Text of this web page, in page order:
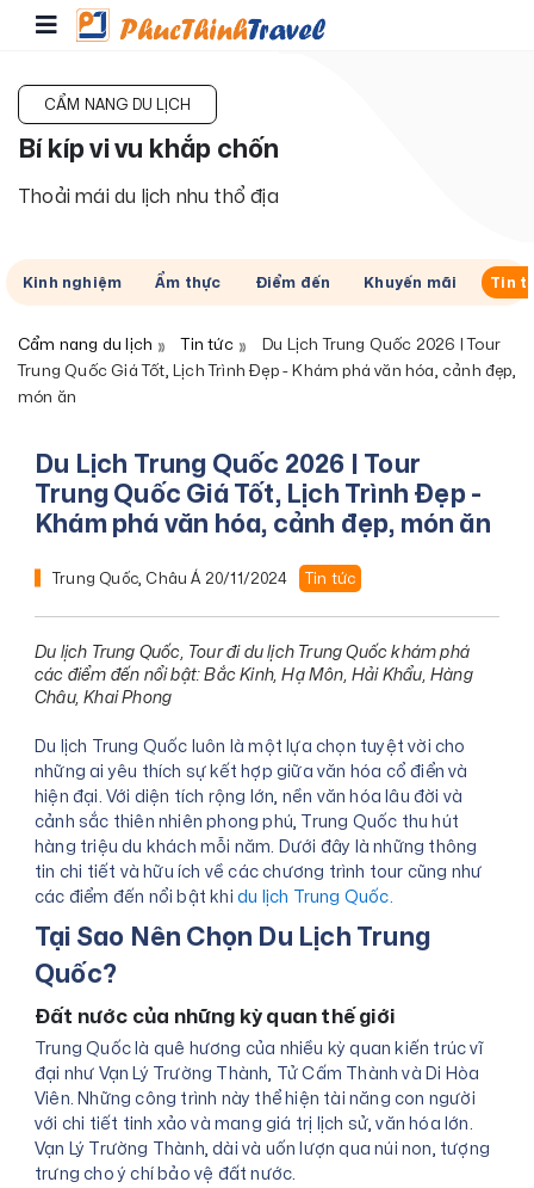
CẨM NANG DU LỊCH
Bí kíp vi vu khắp chốn
Thoải mái du lịch nhu thổ địa
Kinh nghiệm Ẩm thực Điểm đến Khuyến mãi Tin
Cẩm nang du lịch Tin tức
Du Lịch Trung Quốc 2026 | Tour
Trung Quốc Giá Tốt, Lịch Trình Đẹp - Khám phá văn hóa, cảnh đẹp,
món ăn
Du Lịch Trung Quốc 2026 | Tour
Trung Quốc Giá Tốt, Lịch Trình Đẹp -
Khám phá văn hóa, cảnh đẹp, món ăn
Trung Quốc, Châu Á 20/11/2024 Tin tức
Du lịch Trung Quốc, Tour đi du lịch Trung Quốc khám phá
các điểm đến nổi bật: Bắc Kinh, Hạ Môn, Hải Khẩu, Hàng
Châu, Khai Phong
Du lịch Trung Quốc luôn là một lựa chọn tuyệt vời cho
những ai yêu thích sự kết hợp giữa văn hóa cổ điển và
hiện đại. Với diện tích rộng lớn, nền văn hóa lâu đời và
cảnh sắc thiên nhiên phong phú, Trung Quốc thu hút
hàng triệu du khách mỗi năm. Dưới đây là những thông
tin chi tiết và hữu ích về các chương trình tour cũng như
các điểm đến nổi bật khidu lịch Trung Quốc.
Tại Sao Nên Chọn Du Lịch Trung
Quốc?
Đất nước của những kỳ quan thế giới
Trung Quốc là quê hương của nhiều kỳ quan kiến trúc vĩ
đại như Vạn Lý Trường Thành, Tử Cấm Thành và Di Hòa
Viên. Những công trình này thể hiện tài năng con người
với chi tiết tinh xảo và mang giá trị lịch sử, văn hóa lớn.
Vạn Lý Trường Thành, dài và uốn lượn qua núi non, tượng
trưng cho ý chí bảo vệ đất nước.